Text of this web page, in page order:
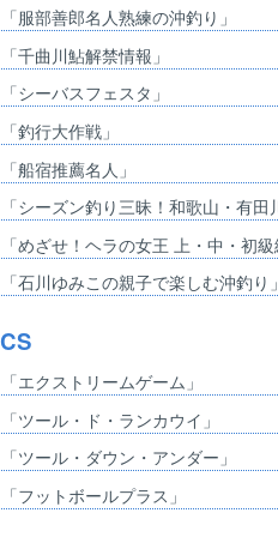
「服部善郎名人熟練の沖釣り」
「千曲川鮎解禁情報」
「シーバスフェスタ」
「釣行大作戦」
「船宿推薦名人」
「シーズン釣り三昧！和歌山・有田
「めざせ！ヘラの女王 上・中・初級
「石川ゆみこの親子で楽しむ沖釣り」
CS
「エクストリームゲーム」
「ツール・ド・ランカウイ」
「ツール・ダウン・アンダー」
「フットボールプラス」